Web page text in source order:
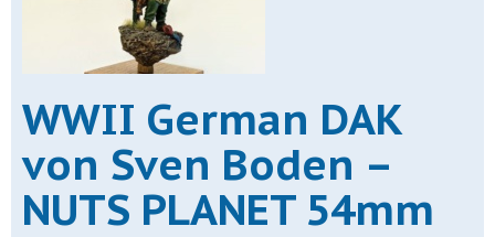
WWII German DAK
von Sven Boden –
NUTS PLANET 54mm